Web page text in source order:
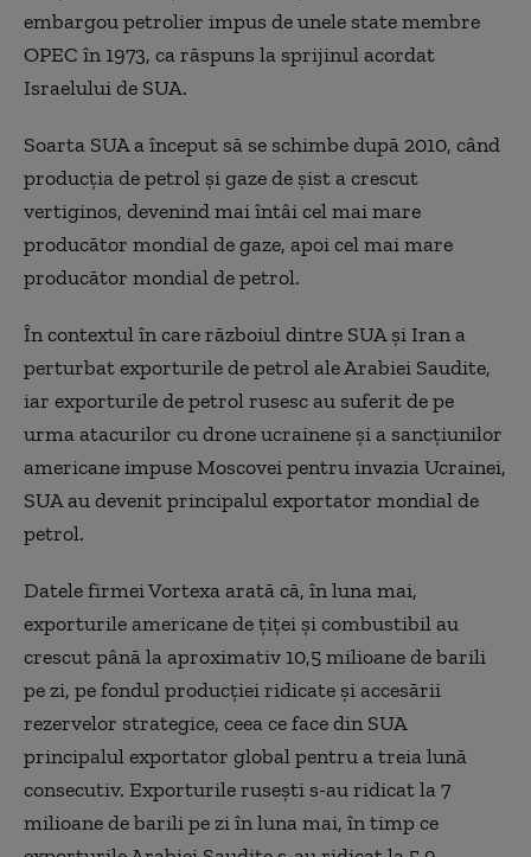
embargou petrolier impus de unele state membre
OPEC în 1973, ca răspuns la sprijinul acordat
Israelului de SUA.
Soarta SUA a început să se schimbe după 2010, când
producţia de petrol şi gaze de şist a crescut
vertiginos, devenind mai întâi cel mai mare
producător mondial de gaze, apoi cel mai mare
producător mondial de petrol.
În contextul în care războiul dintre SUA şi Iran a
perturbat exporturile de petrol ale Arabiei Saudite,
iar exporturile de petrol rusesc au suferit de pe
urma atacurilor cu drone ucrainene şi a sancţiunilor
americane impuse Moscovei pentru invazia Ucrainei,
SUA au devenit principalul exportator mondial de
petrol.
Datele firmei Vortexa arată că, în luna mai,
exporturile americane de ţiţei şi combustibil au
crescut până la aproximativ 10,5 milioane de barili
pe zi, pe fondul producţiei ridicate şi accesării
rezervelor strategice, ceea ce face din SUA
principalul exportator global pentru a treia lună
consecutiv. Exporturile ruseşti s-au ridicat la 7
milioane de barili pe zi în luna mai, în timp ce